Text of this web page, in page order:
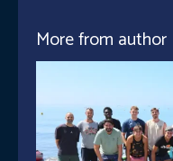
More from author